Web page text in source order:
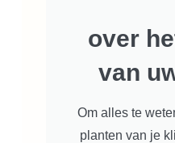
over
van
Om alles te
planten van je